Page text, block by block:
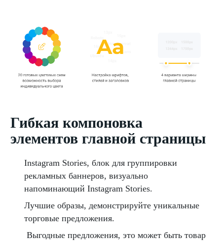
Гибкая компоновка
элементов главной страницы
Instagram Stories, блок для группировки
рекламных баннеров, визуально
напоминающий Instagram Stories.
Лучшие образы, демонстрируйте уникальные
торговые предложения.
Выгодные предложения, это может быть товар